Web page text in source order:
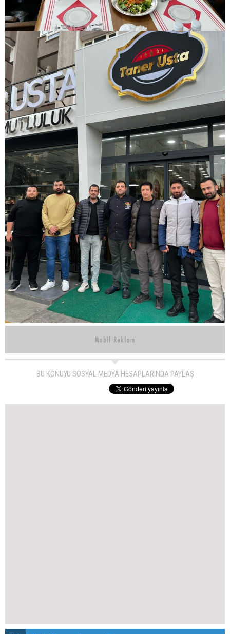
BU KONUYU SOSYAL MEDYA HESAPLARINDA PAYLAŞ